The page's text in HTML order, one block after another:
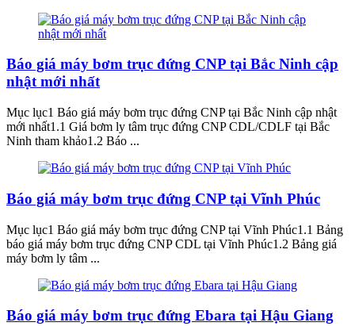
Báo giá máy bơm trục đứng CNP tại Bắc Ninh cập
nhật mới nhất
Mục lục1 Báo giá máy bơm trục đứng CNP tại Bắc Ninh cập nhật
mới nhất1.1 Giá bơm ly tâm trục đứng CNP CDL/CDLF tại Bắc
Ninh tham khảo1.2 Báo ...
Báo giá máy bơm trục đứng CNP tại Vĩnh Phúc
Mục lục1 Báo giá máy bơm trục đứng CNP tại Vĩnh Phúc1.1 Bảng
báo giá máy bơm trục đứng CNP CDL tại Vĩnh Phúc1.2 Bảng giá
máy bơm ly tâm ...
Báo giá máy bơm trục đứng Ebara tại Hậu Giang